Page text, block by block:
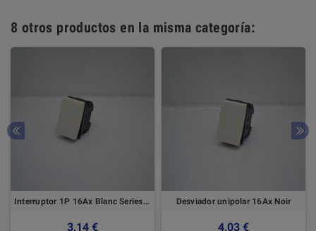
8 otros productos en la misma categoría:
Interruptor 1P 16Ax Blanc Series 1 Mod
3,14 €
Desviador unipolar 16Ax Noir
4,03 €